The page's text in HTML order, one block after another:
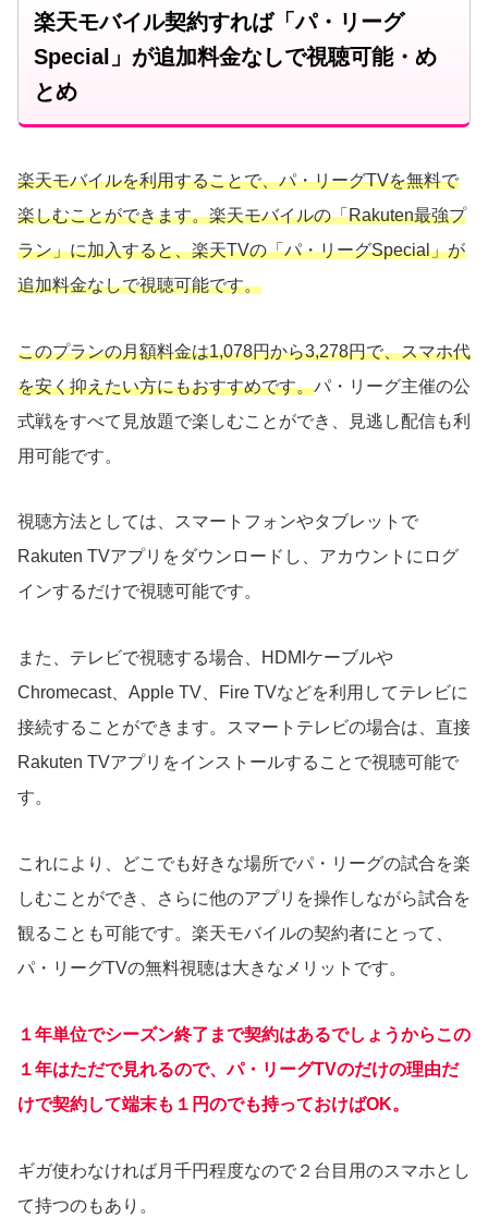
楽天モバイル契約すれば「パ・リーグ
Special」が追加料金なしで視聴可能・め
とめ
楽天モバイルを利用することで、パ・リーグTVを無料で
楽しむことができます。楽天モバイルの「Rakuten最強プ
ラン」に加入すると、楽天TVの「パ・リーグSpecial」が
追加料金なしで視聴可能です。
このプランの月額料金は1,078円から3,278円で、スマホ代
を安く抑えたい方にもおすすめです。パ・リーグ主催の公
式戦をすべて見放題で楽しむことができ、見逃し配信も利
用可能です。
視聴方法としては、スマートフォンやタブレットで
Rakuten TVアプリをダウンロードし、アカウントにログ
インするだけで視聴可能です。
また、テレビで視聴する場合、HDMIケーブルや
Chromecast、Apple TV、Fire TVなどを利用してテレビに
接続することができます。スマートテレビの場合は、直接
Rakuten TVアプリをインストールすることで視聴可能で
す。
これにより、どこでも好きな場所でパ・リーグの試合を楽
しむことができ、さらに他のアプリを操作しながら試合を
観ることも可能です。楽天モバイルの契約者にとって、
パ・リーグTVの無料視聴は大きなメリットです。
１年単位でシーズン終了 まで契約はあるでしょうからこの
１年はただで見れるので、パ・リーグTVのだけの理由だ
けで契約して端末も１円のでも持っておけばOK。
ギガ使わなければ月千円程度なので２台目用のスマホとし
て持つのもあり。